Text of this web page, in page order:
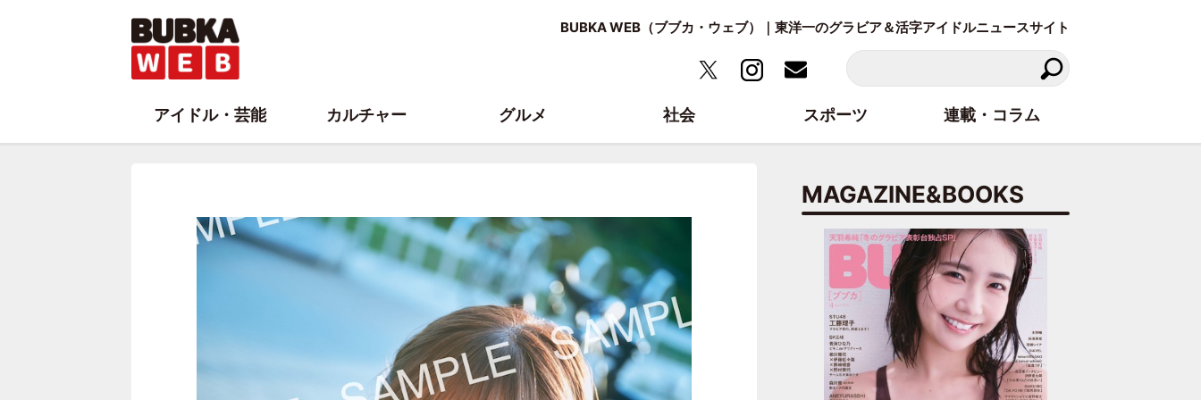
BUBKA WEB（ブブカ・ウェブ）｜東洋一のグラビア＆活字アイドルニュースサイト
MAGAZINE&BOOKS
アイドル・芸能 カルチャー グルメ 社会 スポーツ 連載・コラム